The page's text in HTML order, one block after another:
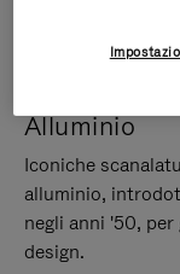
Alluminio
Iconiche
alluminio,
negli anni '50,
design.